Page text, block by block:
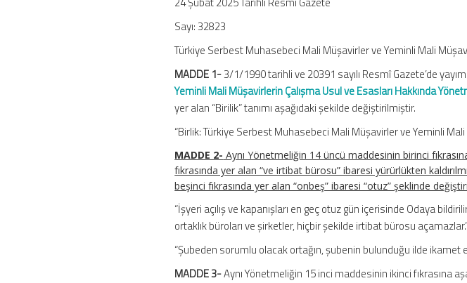
Sayı: 32823
Türkiye Serbest Muhasebeci Mali Müşavirler ve Yeminli Mali
MADDE 1-3/1/1990 tarihli ve 20391 sayılı Resmî Gazete’de
Yeminli Mali Müşavirlerin Çalışma Usul ve Esasları Hakkında
yer alan “Birilik” tanımı aşağıdaki şekilde değiştirilmiştir.
“Birlik: Türkiye Serbest Muhasebeci Mali Müşavirler ve Yeminli Mali
MADDE 2- Aynı Yönetmeliğin 14 üncü maddesinin birinci
fıkrasında yer alan “ve irtibat bürosu” ibaresi yürürlükten
beşinci fıkrasında yer alan “onbeş” ibaresi “otuz” şeklinde
“İşyeri açılış ve kapanışları en geç otuz gün içerisinde Odaya
ortaklık büroları ve şirketler, hiçbir şekilde irtibat bürosu
“Şubeden sorumlu olacak ortağın, şubenin bulunduğu ilde ikamet
MADDE 3-Aynı Yönetmeliğin 15 inci maddesinin ikinci fıkrasına